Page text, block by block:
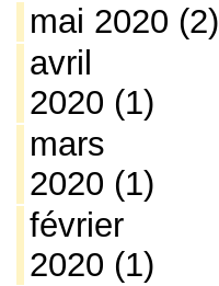
mai 2020 (2)
avril
2020 (1)
mars
2020 (1)
février
2020 (1)